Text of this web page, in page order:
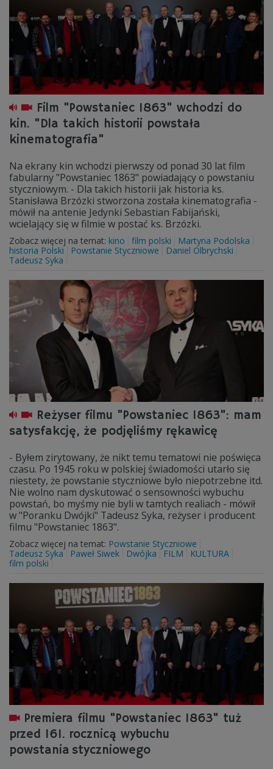
Film "Powstaniec 1863" wchodzi do
kin. "Dla takich historii powstała
kinematografia"
Na ekrany kin wchodzi pierwszy od ponad 30 lat film
fabularny "Powstaniec 1863" powiadający o powstaniu
styczniowym. - Dla takich historii jak historia ks.
Stanisława Brzózki stworzona została kinematografia -
mówił na antenie Jedynki Sebastian Fabijański,
wcielający się w filmie w postać ks. Brzózki.
Zobacz więcej na temat: kino film polski
Martyna Podolska
historia Polski
Powstanie Styczniowe
Daniel Olbrychski
Tadeusz Syka
Reżyser filmu "Powstaniec 1863": mam
satysfakcję, że podjęliśmy rękawicę
- Byłem zirytowany, że nikt temu tematowi nie poświęca
czasu. Po 1945 roku w polskiej świadomości utarło się
niestety, że powstanie styczniowe było niepotrzebne itd.
Nie wolno nam dyskutować o sensowności wybuchu
powstań, bo myśmy nie byli w tamtych realiach - mówił
w "Poranku Dwójki" Tadeusz Syka, reżyser i producent
filmu "Powstaniec 1863".
Zobacz więcej na temat: Powstanie Styczniowe
Tadeusz Syka
Paweł Siwek Dwójka FILM
KULTURA
film polski
Premiera filmu "Powstaniec 1863" tuż
przed 161. rocznicą wybuchu
powstania styczniowego